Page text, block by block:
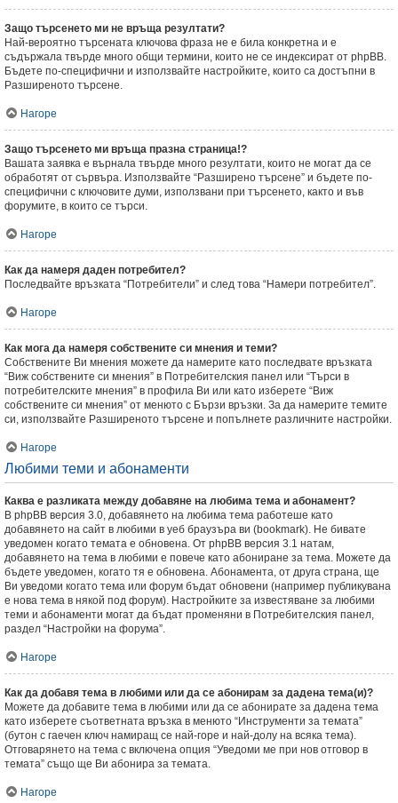
Защо търсенето ми не връща резултати?
Най-вероятно търсената ключова фраза не е била конкретна и е
съдържала твърде много общи термини, които не се индексират от phpBB.
Бъдете по-специфични и използвайте настройките, които са достъпни в
Разширеното търсене.
Нагоре
Защо търсенето ми връща празна страница!?
Вашата заявка е върнала твърде много резултати, които не могат да се
обработят от сървъра. Използвайте “Разширено търсене” и бъдете по-
специфични с ключовите думи, използвани при търсенето, както и във
форумите, в които се търси.
Нагоре
Как да намеря даден потребител?
Последвайте връзката “Потребители” и след това “Намери потребител”.
Нагоре
Как мога да намеря собствените си мнения и теми?
Собствените Ви мнения можете да намерите като последвате връзката
“Виж собствените си мнения” в Потребителския панел или “Търси в
потребителските мнения” в профила Ви или като изберете “Виж
собствените си мнения” от менюто с Бързи връзки. За да намерите темите
си, използвайте Разширеното търсене и попълнете различните настройки.
Нагоре
Любими теми и абонаменти
Каква е разликата между добавяне на любима тема и абонамент?
В phpBB версия 3.0, добавянето на любима тема работеше като
добавянето на сайт в любими в уеб браузъра ви (bookmark). Не бивате
уведомен когато темата е обновена. От phpBB версия 3.1 натам,
добавянето на тема в любими е повече като абониране за тема. Можете да
бъдете уведомен, когато тя е обновена. Абонамента, от друга страна, ще
Ви уведоми когато тема или форум бъдат обновени (например публикувана
е нова тема в някой под форум). Настройките за известяване за любими
теми и абонаменти могат да бъдат променяни в Потребителския панел,
раздел “Настройки на форума”.
Нагоре
Как да добавя тема в любими или да се абонирам за дадена тема(и)?
Можете да добавите тема в любими или да се абонирате за дадена тема
като изберете съответната връзка в менюто “Инструменти за темата”
(бутон с гаечен ключ намиращ се най-горе и най-долу на всяка тема).
Отговарянето на тема с включена опция “Уведоми ме при нов отговор в
темата” също ще Ви абонира за темата.
Нагоре